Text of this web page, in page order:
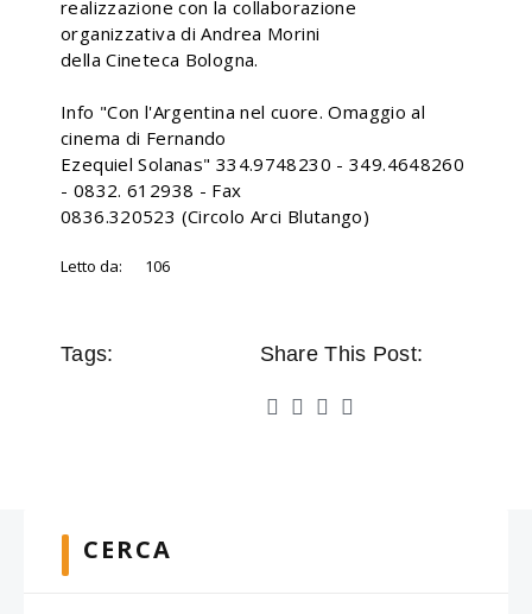
realizzazione con la collaborazione
organizzativa di Andrea Morini
della Cineteca Bologna.
Info "Con l'Argentina nel cuore. Omaggio al
cinema di Fernando
Ezequiel Solanas" 334.9748230 - 349.4648260
- 0832. 612938 - Fax
0836.320523 (Circolo Arci Blutango)
Letto da: 106
Tags: Share This Post:
CERCA